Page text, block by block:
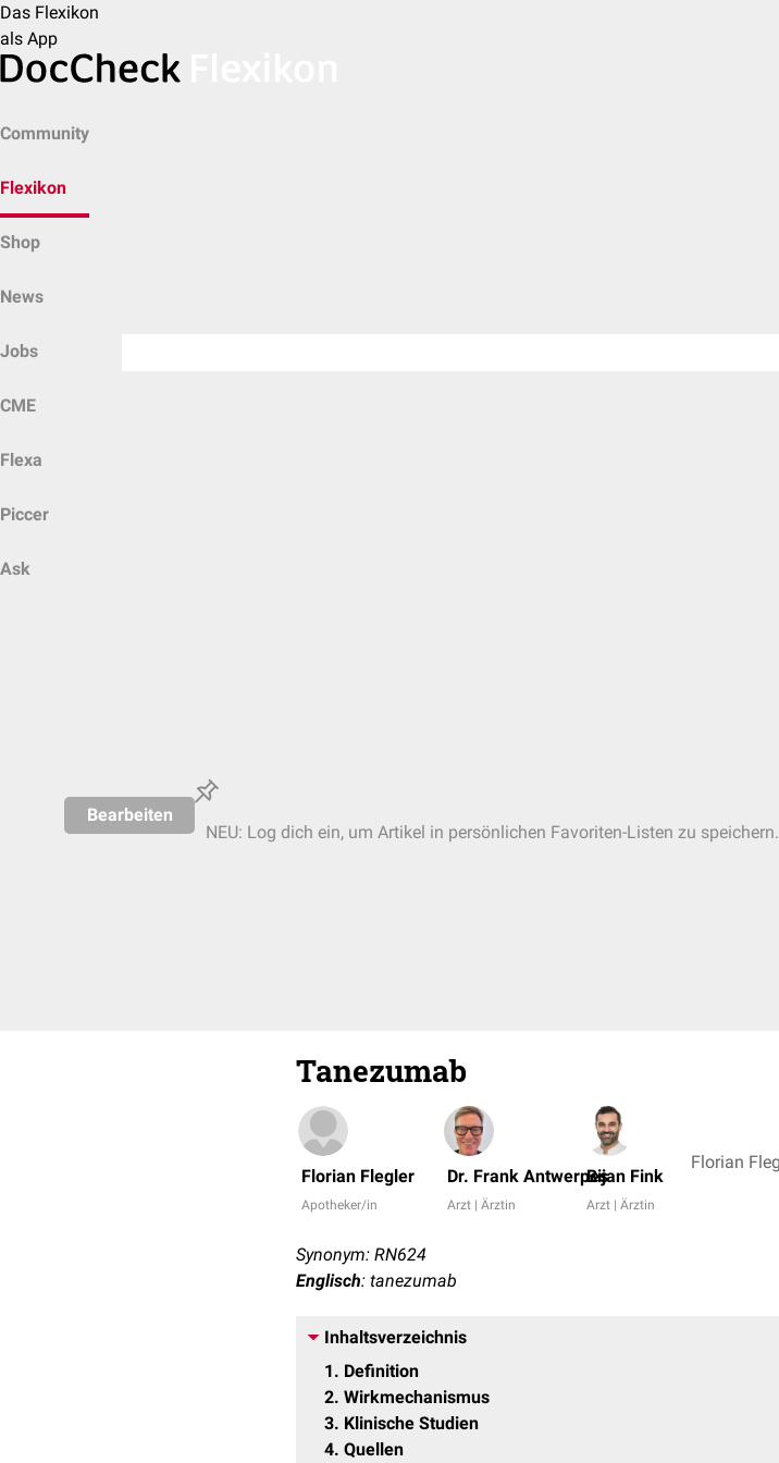
Das Flexikon
als App
Community
Flexikon
Shop
News
Jobs
CME
Flexa
Piccer
Ask
Bearbeiten
NEU: Log dich ein, um Artikel in persönlichen Favoriten-Listen zu speichern.
Tanezumab
Florian Flegler
Apotheker/in
Dr. Frank Antwerpes
Arzt | Ärztin
Bijan Fink
Arzt | Ärztin
Synonym: RN624
Englisch: tanezumab
Inhaltsverzeichnis
1
Definition
2 Wirkmechanismus
3 Klinische Studien
4 Quellen